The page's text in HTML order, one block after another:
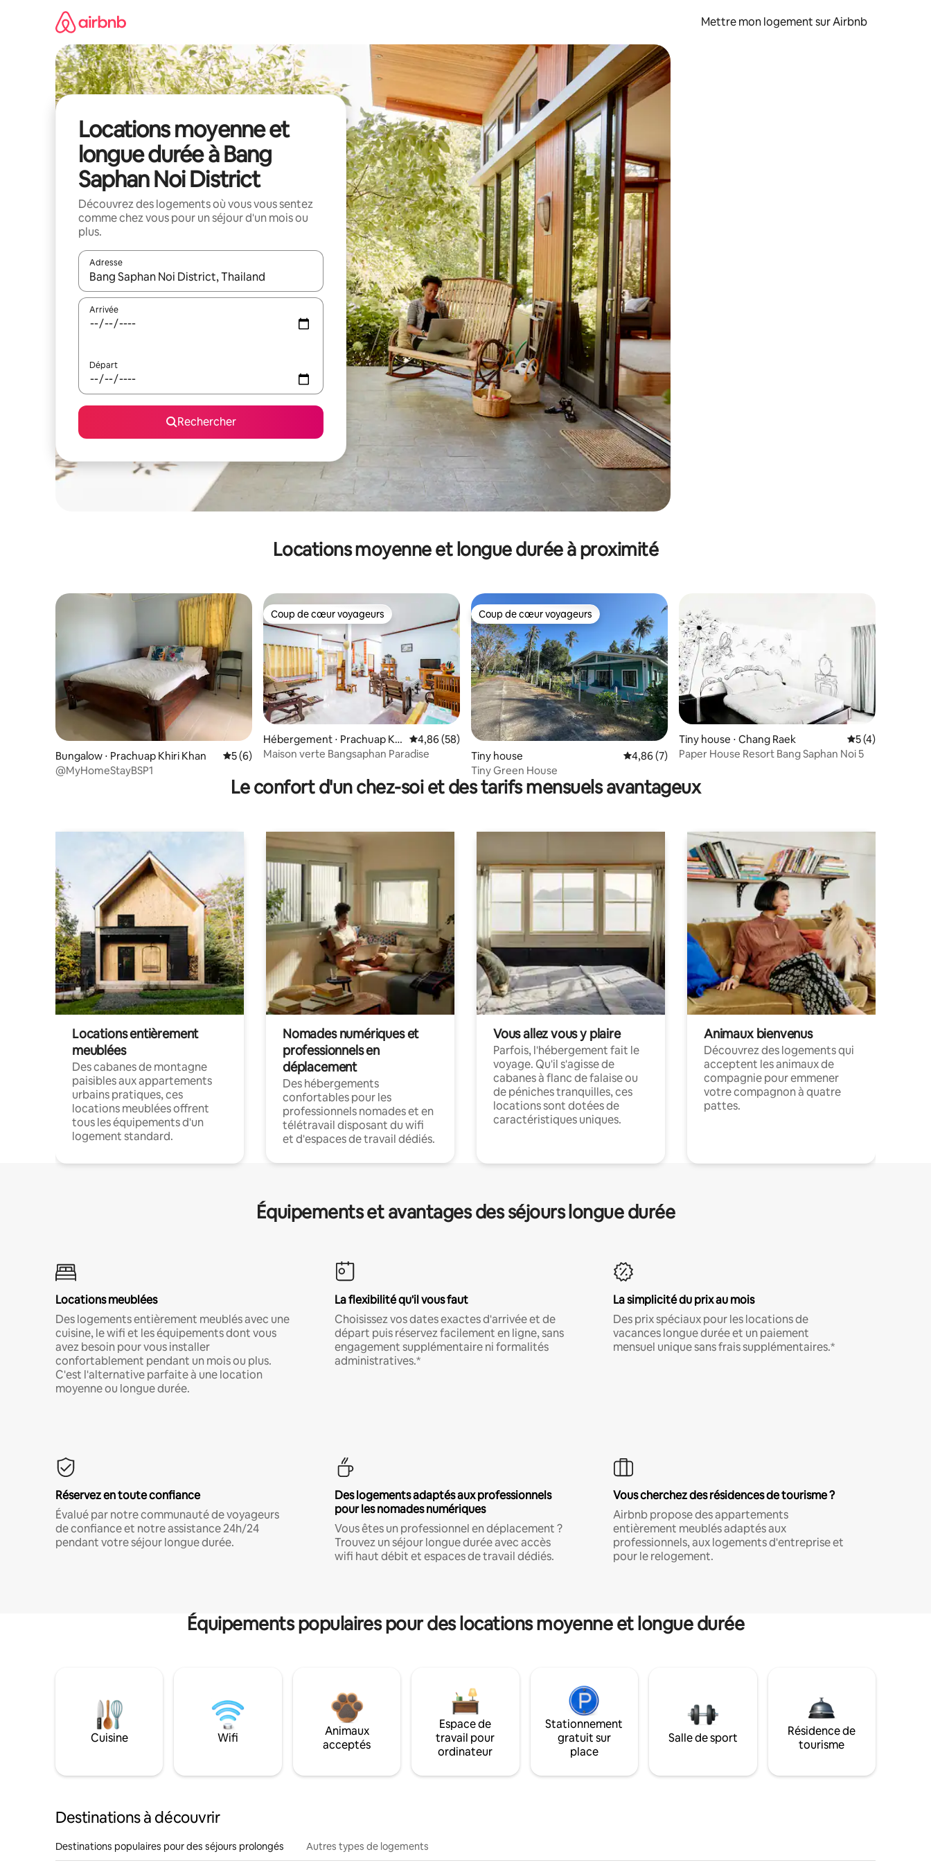
Mettre mon logement sur Airbnb
Locations moyenne et
longue durée à Bang
Saphan Noi District
Découvrez des logements où vous vous sentez
comme chez vous pour un séjour d'un mois ou
plus.
Adresse
Lorsque les résultats s'affichent, utilisez les flèches vers le haut et vers le bas pour les parcourir ou en appuyant et en faisant glisser.
Arrivée
Départ
Rechercher
Locations moyenne et longue durée à proximité
Bungalow ⋅ Prachuap Khiri Khan Évaluation moyenne sur la base de 6 commentaires : 5 sur 5
5 (6)
@MyHomeStayBSP1
Coup de cœur voyageurs
Coup de cœur voyageurs
Hébergement ⋅ Prachuap Khi
ri Khan
Évaluation moyenne sur la base de 58 commentaires : 4,86 sur 5
4,86 (58)
Maison verte Bangsaphan Paradise
Coup de cœur voyageurs
Coup de cœur voyageurs
Tiny house Évaluation moyenne sur la base de 7 commentaires : 4,86 sur 5
4,86 (7)
Tiny Green House
Tiny house ⋅ Chang Raek Évaluation
5 (4)
Paper House Resort Bang Saphan Noi 5
Le confort d'un chez-soi et des tarifs mensuels avantageux
Locations entièrement
meublées
Des cabanes de montagne
paisibles aux appartements
urbains pratiques, ces
locations meublées offrent
tous les équipements d'un
logement standard.
Nomades numériques et
professionnels en
déplacement
Des hébergements
confortables pour les
professionnels nomades et en
télétravail disposant du wifi
et d'espaces de travail dédiés.
Vous allez vous y plaire
Parfois, l'hébergement fait le
voyage. Qu'il s'agisse de
cabanes à flanc de falaise ou
de péniches tranquilles, ces
locations sont dotées de
caractéristiques uniques.
Animaux bienvenus
Découvrez des logements qui
acceptent les animaux de
compagnie pour emmener
votre compagnon à quatre
pattes.
Équipements et avantages des séjours longue durée
Locations meublées
Des logements entièrement meublés avec une
cuisine, le wifi et les équipements dont vous
avez besoin pour vous installer
confortablement pendant un mois ou plus.
C'est l'alternative parfaite à une location
moyenne ou longue durée.
La flexibilité qu'il vous faut
Choisissez vos dates exactes d'arrivée et de
départ puis réservez facilement en ligne, sans
engagement supplémentaire ni formalités
administratives.*
La simplicité du prix au mois
Des prix spéciaux pour les locations de
vacances longue durée et un paiement
mensuel unique sans frais supplémentaires.*
Réservez en toute confiance
Évalué par notre communauté de voyageurs
de confiance et notre assistance 24h/24
pendant votre séjour longue durée.
Des logements adaptés aux professionnels
pour les nomades numériques
Vous êtes un professionnel en déplacement ?
Trouvez un séjour longue durée avec accès
wifi haut débit et espaces de travail dédiés.
Vous cherchez des résidences de tourisme ?
Airbnb propose des appartements
entièrement meublés adaptés aux
professionnels, aux logements d'entreprise et
pour le relogement.
Équipements populaires pour des locations moyenne et longue durée
Cuisine Wifi
Animaux
acceptés
Espace de
travail pour
ordinateur
Stationnement
gratuit sur
place
Salle de sport
Résidence de
tourisme
Destinations à découvrir
Destinations populaires pour des séjours prolongés Autres types de logements